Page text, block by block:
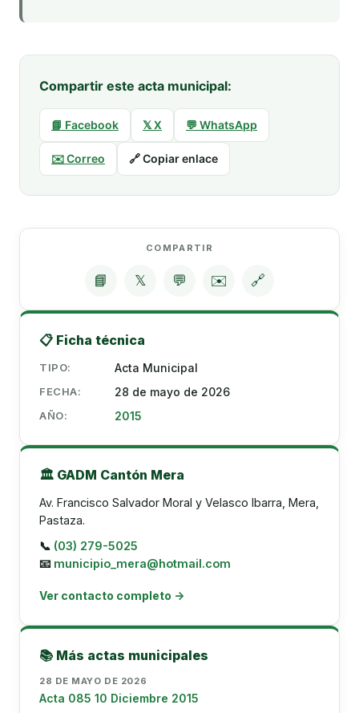
Compartir este acta municipal:
📘 Facebook 𝕏 X 💬 WhatsApp
✉️ Correo 🔗 Copiar enlace
COMPARTIR
📘 𝕏 💬 ✉️ 🔗
📋 Ficha técnica
TIPO: Acta Municipal
FECHA: 28 de mayo de 2026
AÑO: 2015
🏛️ GADM Cantón Mera
Av. Francisco Salvador Moral y Velasco Ibarra, Mera,
Pastaza.
📞 (03) 279-5025
📧 municipio_mera@hotmail.com
Ver contacto completo →
📚 Más actas municipales
28 DE MAYO DE 2026
Acta 085 10 Diciembre 2015